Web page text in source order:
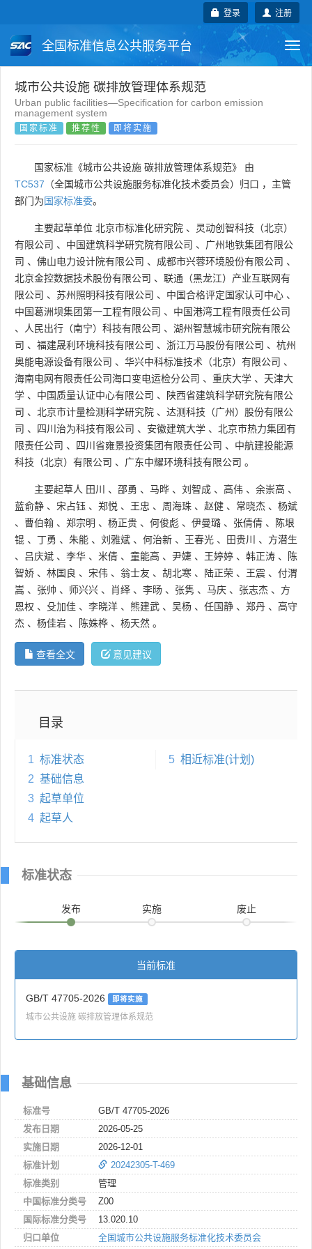
注册
登录
全国标准信息公共服务平台
国家标准 行业标准
团体标准
城市公共设施 碳排放管理体系规范
Urban public facilities—Specification for carbon emission
management system
国家标准 推荐性 即将实施
国家标准《城市公共设施 碳排放管理体系规范》 由
TC537 （全国城市公共设施服务标准化技术委员会）归口 ，主管
部门为国家标准委。
主要起草单位 北京市标准化研究院 、 灵动创智科技（北京）
有限公司 、 中国建筑科学研究院有限公司 、 广州地铁集团有限公
司 、 佛山电力设计院有限公司 、 成都市兴蓉环境股份有限公司 、
北京金控数据技术股份有限公司 、 联通（黑龙江）产业互联网有
限公司 、 苏州照明科技有限公司 、 中国合格评定国家认可中心 、
中国葛洲坝集团第一工程有限公司 、 中国港湾工程有限责任公司
、
人民出行（南宁）科技有限公司 、 湖州智慧城市研究院有限公
司 、 福建晟利环境科技有限公司 、 浙江万马股份有限公司 、 杭州
奥能电源设备有限公司 、 华兴中科标准技术（北京）有限公司 、
海南电网有限责任公司海口变电运检分公司 、 重庆大学 、 天津大
学 、 中国质量认证中心有限公司 、
陕西省建筑科学研究院有限公
司 、 北京市计量检测科学研究院 、 达测科技（广州）股份有限公
司 、 四川治为科技有限公司 、 安徽建筑大学 、 北京市热力集团有
限责任公司 、 四川省雍景投资集团有限责任公司 、 中航建投能源
科技（北京）有限公司 、 广东中耀环境科技有限公司 。
主要起草人 田川 、 邵勇 、 马晔 、 刘智成 、 高伟 、 余崇高 、
蓝俞静 、 宋占钰 、 郑悦 、 王忠 、 周海珠 、 赵健 、 常晓杰 、 杨斌
、 曹伯翰 、 郑宗明 、 杨正贵 、 何俊彪 、 伊曼璐 、 张倩倩 、
陈垠
锟 、 丁勇 、 朱能 、 刘雅斌 、 何治新 、 王春光 、 田贵川 、 方潜生
、 吕庆斌 、 李华 、 米倩 、 童能高 、 尹婕 、 王婷婷 、 韩正涛 、
陈
智娇 、 林国良 、 宋伟 、 翁士友 、 胡北寒 、 陆正荣 、 王震 、 付渭
嵩 、 张帅 、 师兴兴 、 肖绎 、 李旸 、 张隽 、 马庆 、 张志杰 、 方
恩权 、 殳加佳 、 李晓洋 、 熊建武 、 吴杨 、 任国静 、 郑丹 、 高守
杰 、 杨佳岩 、 陈姝桦 、 杨天然 。
查看全文 意见建议
目录
1 标准状态
2 基础信息
3 起草单位
4 起草人
5 相近标准(计划)
标准状态
发布 实施 废止
当前标准
GB/T 47705-2026 即将实施
城市公共设施 碳排放管理体系规范
基础信息
标准号
GB/T 47705-2026
发布日期
2026-05-25
实施日期
2026-12-01
标准计划
20242305-T-469
标准类别
管理
中国标准分类号
Z00
国际标准分类号
13.020.10
归口单位
全国城市公共设施服务标准化技术委员会